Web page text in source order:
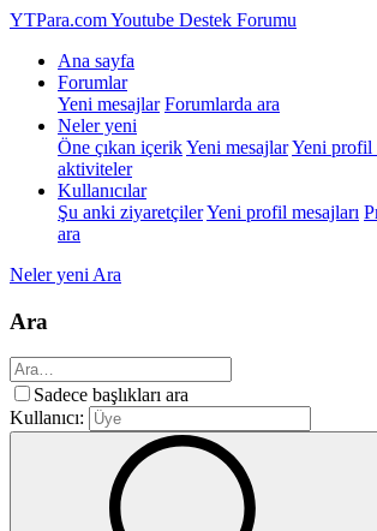
YTPara.comYoutube Destek Forumu
Ana sayfa
Forumlar
Yeni mesajlar Forumlarda ara
Neler yeni
Öne çıkan içerikYeni mesajlarYeni profil
aktiviteler
Kullanıcılar
Şu anki ziyaretçilerYeni profil mesajları
ara
Neler yeni Ara
Ara
Sadece başlıkları ara
Kullanıcı: